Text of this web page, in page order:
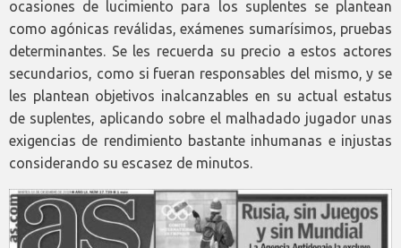
ocasiones de lucimiento para los suplentes se plantean
como agónicas reválidas, exámenes sumarísimos, pruebas
determinantes. Se les recuerda su precio a estos actores
secundarios, como si fueran responsables del mismo, y se
les plantean objetivos inalcanzables en su actual estatus
de suplentes, aplicando sobre el malhadado jugador unas
exigencias de rendimiento bastante inhumanas e injustas
considerando su escasez de minutos.